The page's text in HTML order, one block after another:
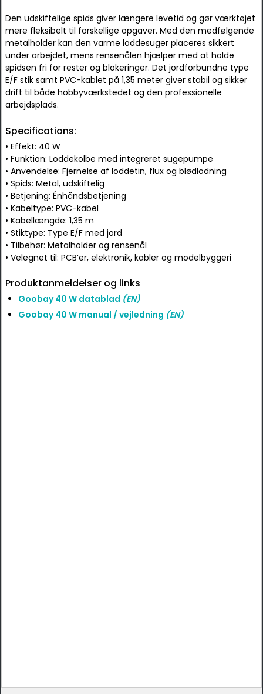
Den udskiftelige spids giver længere levetid og gør værktøjet
mere fleksibelt til forskellige opgaver. Med den medfølgende
metalholder kan den varme loddesuger placeres sikkert
under arbejdet, mens rensenålen hjælper med at holde
spidsen fri for rester og blokeringer. Det jordforbundne type
E/F stik samt PVC-kablet på 1,35 meter giver stabil og sikker
drift til både hobbyværkstedet og den professionelle
arbejdsplads.
Specifications:
• Effekt: 40 W
• Funktion: Loddekolbe med integreret sugepumpe
• Anvendelse: Fjernelse af loddetin, flux og blødlodning
• Spids: Metal, udskiftelig
• Betjening: Énhåndsbetjening
• Kabeltype: PVC-kabel
• Kabellængde: 1,35 m
• Stiktype: Type E/F med jord
• Tilbehør: Metalholder og rensenål
• Velegnet til: PCB’er, elektronik, kabler og modelbyggeri
Produktanmeldelser og links
Goobay 40 W datablad (EN)
Goobay 40 W manual / vejledning (EN)